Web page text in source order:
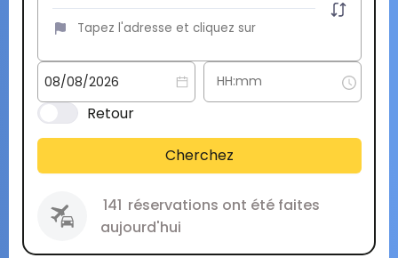
Retour
Cherchez
141 réservations ont été faites
aujourd'hui